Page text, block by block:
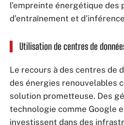
l’empreinte énergétique des
d’entraînement et
Utilisation de centres de
Le recours à des centres de
des énergies renouvelables
solution prometteuse. Des
technologie comme Google
investissent dans des